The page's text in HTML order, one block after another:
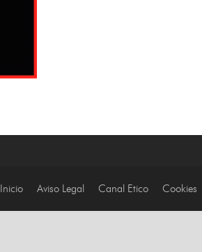
Inicio Aviso Legal Canal Etico Cookies